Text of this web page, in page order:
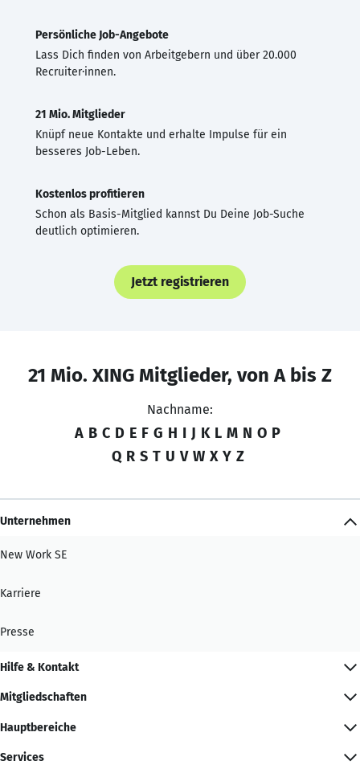
Persönliche Job-Angebote
Lass Dich finden von Arbeitgebern und über 20.000
Recruiter·innen.
21 Mio. Mitglieder
Knüpf neue Kontakte und erhalte Impulse für ein
besseres Job-Leben.
Kostenlos profitieren
Schon als Basis-Mitglied kannst Du Deine Job-Suche
deutlich optimieren.
Jetzt registrieren
21 Mio. XING Mitglieder, von A bis Z
Nachname:
A B C D E F G H I J K L M N O P
Q R S T U V W X Y Z
Unternehmen
New Work SE
Karriere
Presse
Hilfe & Kontakt
Mitgliedschaften
Hauptbereiche
Services